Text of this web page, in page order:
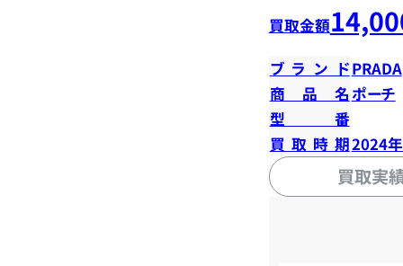
買取金額
ブランドPRADA
商品名ポーチ
型番
買取時期2024
買取実